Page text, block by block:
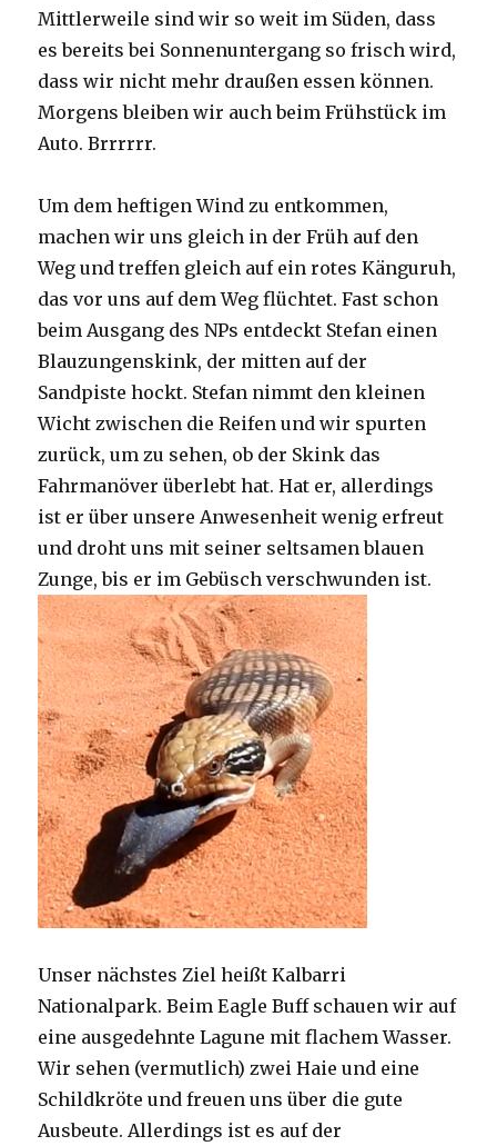
Mittlerweile sind wir so weit im Süden, dass
es bereits bei Sonnenuntergang so frisch wird,
dass wir nicht mehr draußen essen können.
Morgens bleiben wir auch beim Frühstück im
Auto. Brrrrrr.
Um dem heftigen Wind zu entkommen,
machen wir uns gleich in der Früh auf den
Weg und treffen gleich auf ein rotes Känguruh,
das vor uns auf dem Weg flüchtet. Fast schon
beim Ausgang des NPs entdeckt Stefan einen
Blauzungenskink, der mitten auf der
Sandpiste hockt. Stefan nimmt den kleinen
Wicht zwischen die Reifen und wir spurten
zurück, um zu sehen, ob der Skink das
Fahrmanöver überlebt hat. Hat er, allerdings
ist er über unsere Anwesenheit wenig erfreut
und droht uns mit seiner seltsamen blauen
Zunge, bis er im Gebüsch verschwunden ist.
Unser nächstes Ziel heißt Kalbarri
Nationalpark. Beim Eagle Buff schauen wir auf
eine ausgedehnte Lagune mit flachem Wasser.
Wir sehen (vermutlich) zwei Haie und eine
Schildkröte und freuen uns über die gute
Ausbeute. Allerdings ist es auf der